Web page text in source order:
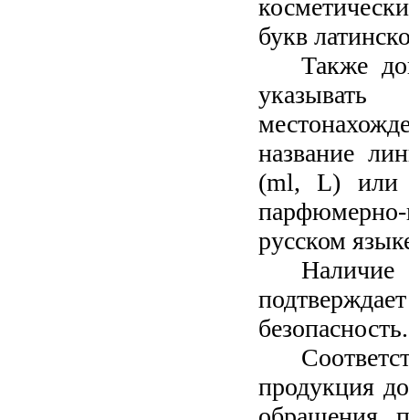
букв
Также
название
(ml, L) или
парфюмерно-
русском
безопасность.
продукция